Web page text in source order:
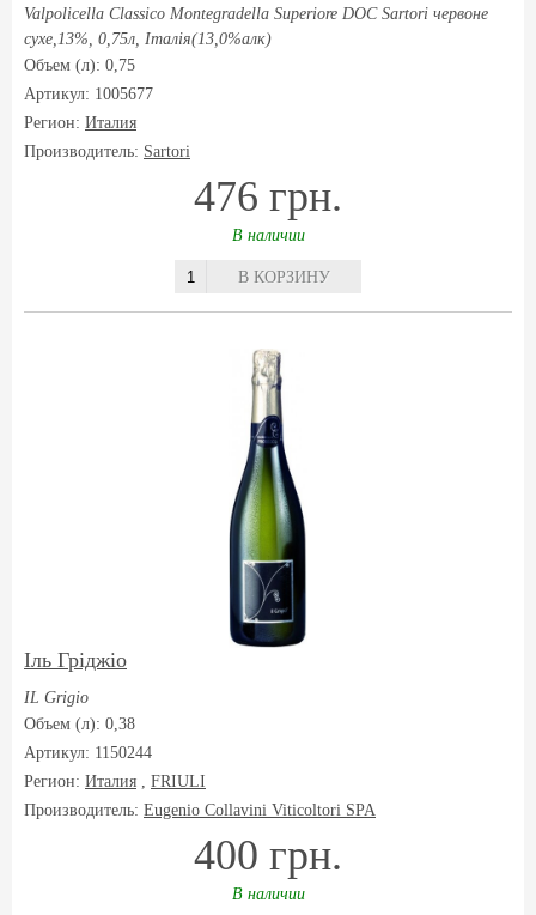
Valpolicella Classico Montegradella Superiore DOC Sartori червоне
сухе,13%, 0,75л, Італія(13,0%алк)
Объем (л): 0,75
Артикул: 1005677
Регион: Италия
Производитель: Sartori
476 грн.
В наличии
В КОРЗИНУ
Іль Гріджіо
IL Grigio
Объем (л): 0,38
Артикул: 1150244
Регион: Италия , FRIULI
Производитель: Eugenio Collavini Viticoltori SPA
400 грн.
В наличии